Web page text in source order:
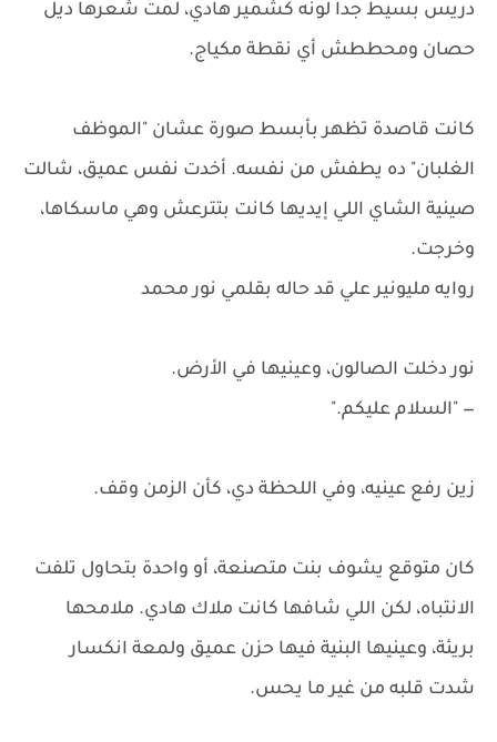
دريس بسيط جداً لونه كشمير هادي، لمت شعرها ديل
حصان ومحططش أي نقطة مكياج.
كانت قاصدة تظهر بأبسط صورة عشان "الموظف
الغلبان" ده يطفش من نفسه. أخدت نفس عميق، شالت
صينية الشاي اللي إيديها كانت بتترعش وهي ماسكاها،
وخرجت.
روايه مليونير علي قد حاله بقلمي نور محمد
نور دخلت الصالون، وعينيها في الأرض.
— "السلام عليكم."
زين رفع عينيه، وفي اللحظة دي، كأن الزمن وقف.
كان متوقع يشوف بنت متصنعة، أو واحدة بتحاول تلفت
الانتباه، لكن اللي شافها كانت ملاك هادي. ملامحها
بريئة، وعينيها البنية فيها حزن عميق ولمعة انكسار
شدت قلبه من غير ما يحس.